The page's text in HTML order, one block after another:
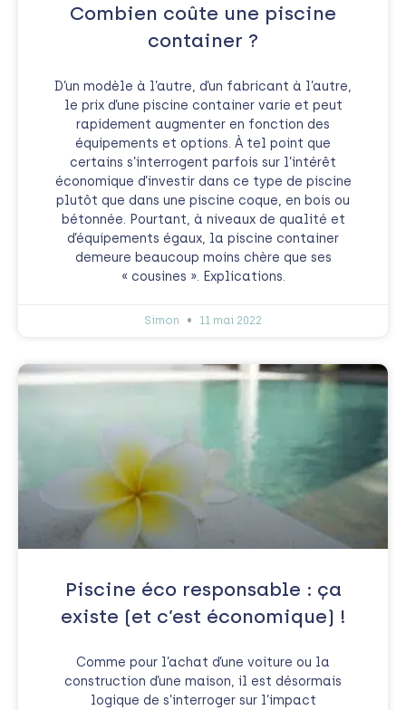
Combien coûte une piscine
container ?
D’un modèle à l’autre, d’un fabricant à l’autre,
le prix d’une piscine container varie et peut
rapidement augmenter en fonction des
équipements et options. À tel point que
certains s’interrogent parfois sur l’intérêt
économique d’investir dans ce type de piscine
plutôt que dans une piscine coque, en bois ou
bétonnée. Pourtant, à niveaux de qualité et
d’équipements égaux, la piscine container
demeure beaucoup moins chère que ses
« cousines ». Explications.
Simon 11 mai 2022
Piscine éco responsable : ça
existe (et c’est économique) !
Comme pour l’achat d’une voiture ou la
construction d’une maison, il est désormais
logique de s’interroger sur l’impact